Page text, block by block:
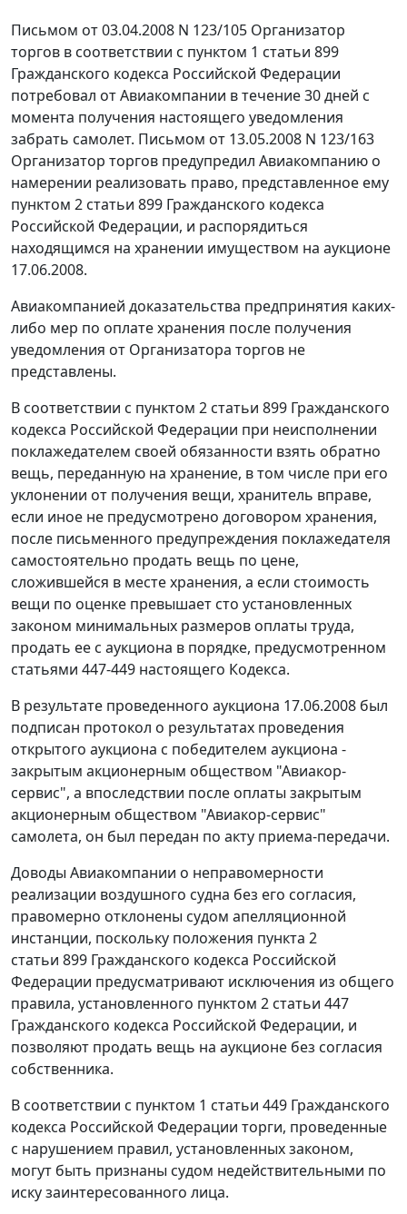
Письмом от 03.04.2008 N 123/105 Организатор
торгов в соответствии с пунктом 1 статьи 899
Гражданского кодекса Российской Федерации
потребовал от Авиакомпании в течение 30 дней с
момента получения настоящего уведомления
забрать самолет. Письмом от 13.05.2008 N 123/163
Организатор торгов предупредил Авиакомпанию о
намерении реализовать право, представленное ему
пунктом 2 статьи 899 Гражданского кодекса
Российской Федерации, и распорядиться
находящимся на хранении имуществом на аукционе
17.06.2008.
Авиакомпанией доказательства предпринятия каких-
либо мер по оплате хранения после получения
уведомления от Организатора торгов не
представлены.
В соответствии с пунктом 2 статьи 899 Гражданского
кодекса Российской Федерации при неисполнении
поклажедателем своей обязанности взять обратно
вещь, переданную на хранение, в том числе при его
уклонении от получения вещи, хранитель вправе,
если иное не предусмотрено договором хранения,
после письменного предупреждения поклажедателя
самостоятельно продать вещь по цене,
сложившейся в месте хранения, а если стоимость
вещи по оценке превышает сто установленных
законом минимальных размеров оплаты труда,
продать ее с аукциона в порядке, предусмотренном
статьями 447-449 настоящего Кодекса.
В результате проведенного аукциона 17.06.2008 был
подписан протокол о результатах проведения
открытого аукциона с победителем аукциона -
закрытым акционерным обществом "Авиакор-
сервис", а впоследствии после оплаты закрытым
акционерным обществом "Авиакор-сервис"
самолета, он был передан по акту приема-передачи.
Доводы Авиакомпании о неправомерности
реализации воздушного судна без его согласия,
правомерно отклонены судом апелляционной
инстанции, поскольку положения пункта 2
статьи 899 Гражданского кодекса Российской
Федерации предусматривают исключения из общего
правила, установленного пунктом 2 статьи 447
Гражданского кодекса Российской Федерации, и
позволяют продать вещь на аукционе без согласия
собственника.
В соответствии с пунктом 1 статьи 449 Гражданского
кодекса Российской Федерации торги, проведенные
с нарушением правил, установленных законом,
могут быть признаны судом недействительными по
иску заинтересованного лица.